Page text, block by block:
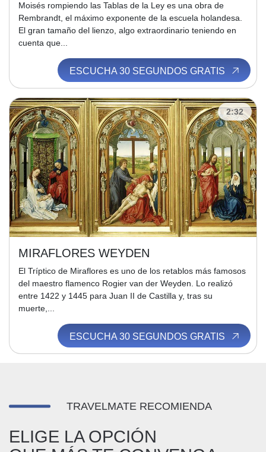
Moisés rompiendo las Tablas de la Ley es una obra de
Rembrandt, el máximo exponente de la escuela holandesa.
El gran tamaño del lienzo, algo extraordinario teniendo en
cuenta que...
ESCUCHA 30 SEGUNDOS GRATIS
2:32
MIRAFLORES WEYDEN
El Tríptico de Miraflores es uno de los retablos más famosos
del maestro flamenco Rogier van der Weyden. Lo realizó
entre 1422 y 1445 para Juan II de Castilla y, tras su
muerte,...
ESCUCHA 30 SEGUNDOS GRATIS
TRAVELMATE RECOMIENDA
ELIGE LA OPCIÓN